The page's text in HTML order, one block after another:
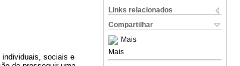
Links relacionados
Compartilhar
Mais
Mais
individuais, sociais e